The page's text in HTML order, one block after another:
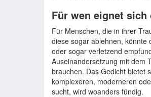
Für wen eignet
Für Menschen, die in ihrer
diese sogar ablehnen, könnte
oder sogar verletzend
Auseinandersetzung mit dem
brauchen. Das Gedicht bietet
komplexeren, moderneren
sucht, wird woanders fündig.